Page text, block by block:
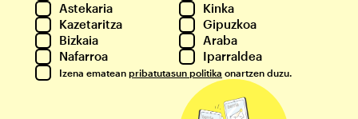
Astekaria
Kinka
Kazetaritza
Gipuzkoa
Bizkaia
Araba
Nafarroa
Iparraldea
Izena ematean pribatutasun politika onartzen duzu.